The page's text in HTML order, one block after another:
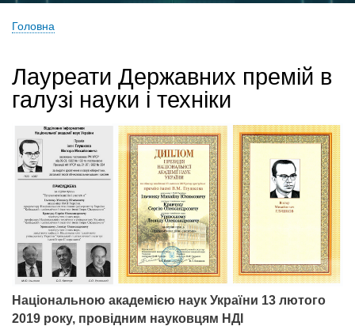
Головна
Лауреати Державних премій в
галузі науки і техніки
Національною академією наук України 13 лютого
2019 року, провідним науковцям НДІ